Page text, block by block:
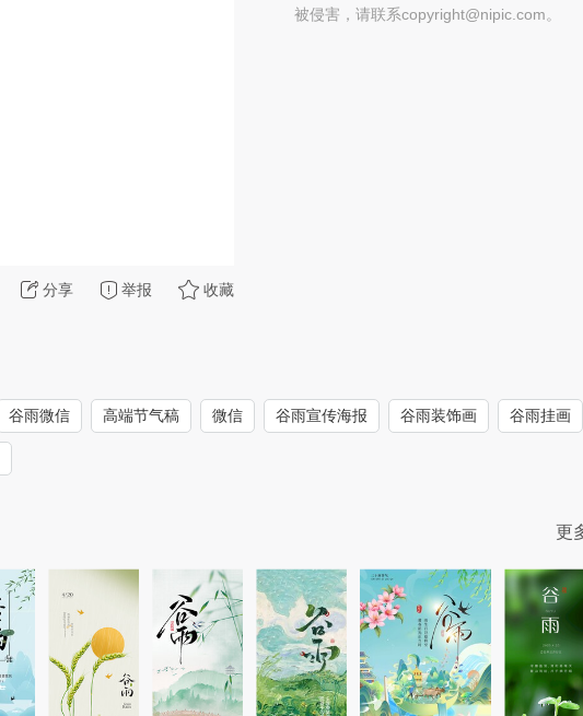
分享 举报 收藏
被侵害，请联系copyright@nipic.com。
谷雨微信 高端节气稿 微信 谷雨宣传海报 谷雨装饰画 谷雨挂画
更